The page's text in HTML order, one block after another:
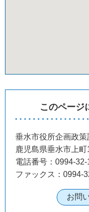
このページ
垂水市役所企画政
鹿児島県垂水市上町
電話番号：0994-32-
ファックス：0994-